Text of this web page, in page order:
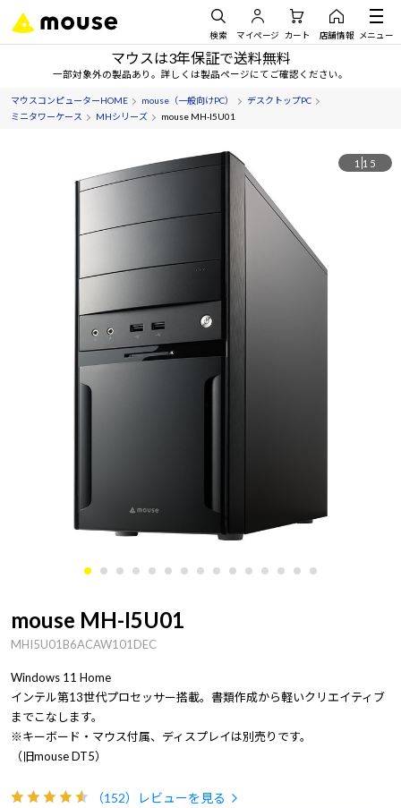
検索 マイページ カート 店舗情報 メニュー
マウスは3年保証で送料無料
一部対象外の製品あり。詳しくは製品ページにてご確認ください。
マウスコンピューターHOME mouse（一般向けPC）
デスクトップPC
ミニタワーケース
MHシリーズ mouse MH-I5U01
1 15
mouse MH-I5U01
MHI5U01B6ACAW101DEC
Windows 11 Home
インテル第13世代プロセッサー搭載。書類作成から軽いクリエイティブ
までこなします。
※キーボード・マウス付属、ディスプレイは別売りです。
（旧mouse DT5）
（152） レビューを見る